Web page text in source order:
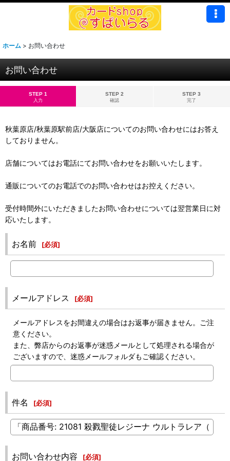
ホーム > お問い合わせ
お問い合わせ
STEP 1
入力
STEP 2
確認
STEP 3
完了
秋葉原店/秋葉原駅前店/大阪店についてのお問い合わせにはお答え
しておりません。
店舗についてはお電話にてお問い合わせをお願いいたします。
通販についてのお電話でのお問い合わせはお控えください。
受付時間外にいただきましたお問い合わせについては翌営業日に対
応いたします。
お名前 [必須]
メールアドレス [必須]
メールアドレスをお間違えの場合はお返事が届きません。ご注
意ください。
また、弊店からのお返事が迷惑メールとして処理される場合が
ございますので、迷惑メールフォルダもご確認ください。
件名 [必須]
お問い合わせ内容 [必須]